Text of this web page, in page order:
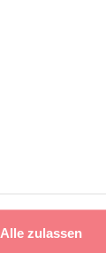
Alle zulassen